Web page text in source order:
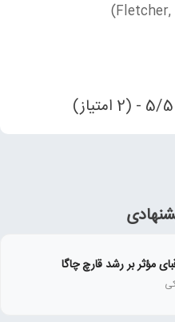
5/5 - (2 امتیاز)
مؤثر بر رشد قارچ چاگا